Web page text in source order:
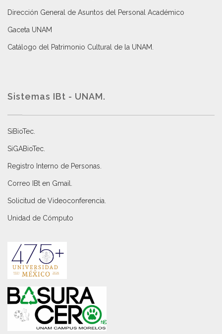
Dirección General de Asuntos del Personal Académico
Gaceta UNAM
Catálogo del Patrimonio Cultural de la UNAM.
Sistemas IBt - UNAM.
SiBioTec
SiGABioTec.
Registro Interno de Personas
Correo IBt en Gmail
Solicitud de Videoconferencia.
Unidad de Cómputo